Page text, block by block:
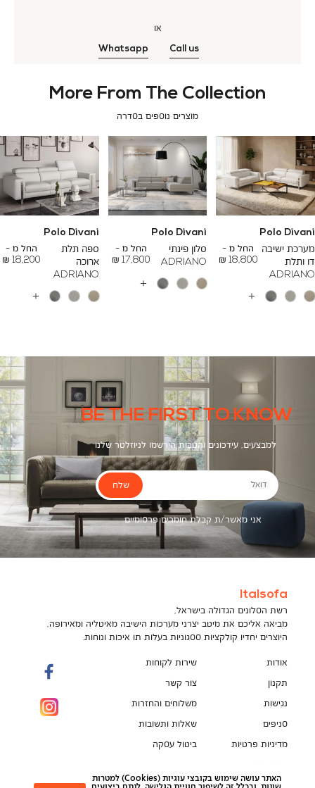
או
Call us
Whatsapp
More From The Collection
מוצרים נוספים בסדרה
Polo Divani
מערכת ישיבה
דו ותלת
ADRIANO
החל מ -
18,800 ₪
To
24,500 ₪
עוד
Polo Divani
סלון פינתי
ADRIANO
החל מ -
17,800 ₪
To
26,700 ₪
עוד
Polo Divani
ספה תלת
ארוכה
ADRIANO
החל מ -
18,200 ₪
To
23,200 ₪
עוד
BE THE FIRST TO KNOW
למבצעים, עידכונים והטבות הירשמו לניוזלטר שלנו
דואל
אני מאשר/ת קבלת חומרים פרסומיים
שלח
Italsofa
רשת הסלונים הגדולה בישראל,
מביאה אליכם את מיטב יצרני מערכות הישיבה מאיטליה ומאירופה,
היוצרים יחדיו קולקציות ססגוניות בעלות תו איכות ונוחות.
אודות
תקנון
נגישות
סניפים
מדיניות פרטיות
pci
שירות לקוחות
צור קשר
משלוחים והחזרות
שאלות ותשובות
ביטול עסקה
הספה המושלמת מחכה לך!
האתר עושה שימוש בקובצי עוגיות (Cookies) למטרות